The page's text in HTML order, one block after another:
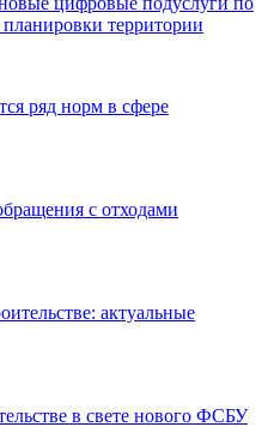
территории
ряд норм в сфере
с отходами
актуальные
в свете нового ФСБУ